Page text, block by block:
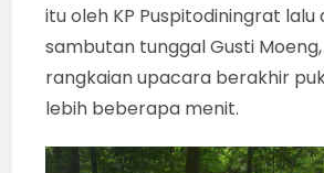
itu oleh KP Puspitodiningrat lalu
sambutan tunggal Gusti
rangkaian upacara berakhir
lebih beberapa menit.